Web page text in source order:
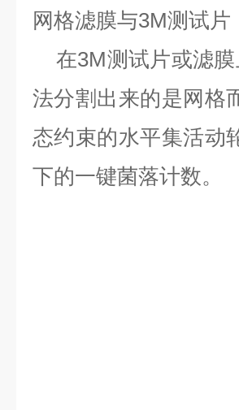
网格滤膜与3M测试片
在3M测试片或滤膜
法分割出来的是网格
态约束的水平集活动
下的一键菌落计数。